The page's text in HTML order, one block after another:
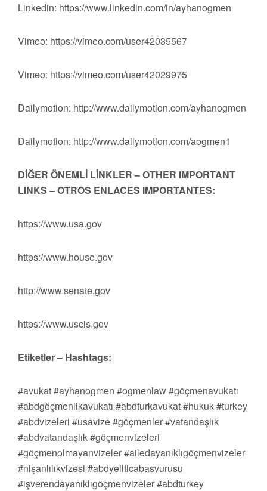
Linkedin: https://www.linkedin.com/in/ayhanogmen
Vimeo: https://vimeo.com/user42035567
Vimeo: https://vimeo.com/user42029975
Dailymotion: http://www.dailymotion.com/ayhanogmen
Dailymotion: http://www.dailymotion.com/aogmen1
DİĞER ÖNEMLİ LİNKLER – OTHER IMPORTANT
LINKS – OTROS ENLACES IMPORTANTES:
https://www.usa.gov
https://www.house.gov
http://www.senate.gov
https://www.uscis.gov
Etiketler – Hashtags:
#avukat #ayhanogmen #ogmenlaw #göçmenavukatı
#abdgöçmenlikavukatı #abdturkavukat #hukuk #turkey
#abdvizeleri #usavize #göçmenler #vatandaşlık
#abdvatandaşlık #göçmenvizeleri
#göçmenolmayanvizeler #ailedayanıklıgöçmenvizeler
#nişanlılıkvizesi #abdyeilticabasvurusu
#işverendayanıklıgöçmenvizeler #abdturkey